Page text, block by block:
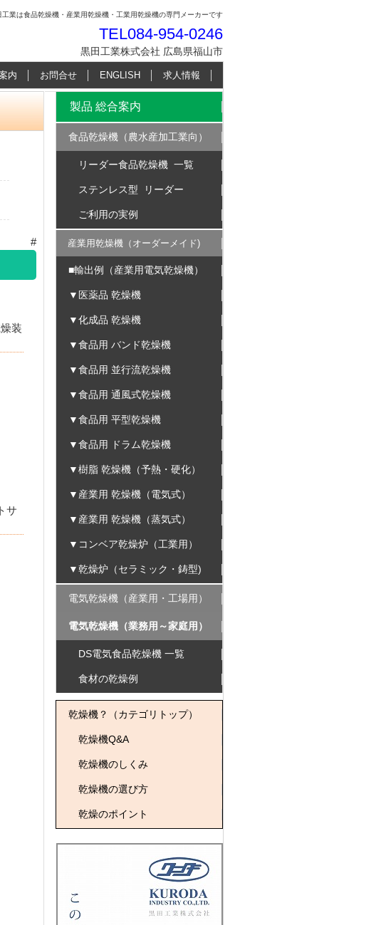
工業は食品乾燥機・産業用乾燥機・工業用乾燥機の専門メーカーです
TEL084-954-0246
黒田工業株式会社 広島県福山市
内 お問合せ ENGLISH 求人情報
#
装
サ
製品 総合案内
食品乾燥機（農水産加工業向）
リーダー食品乾燥機 一覧
ステンレス型 リーダー
ご利用の実例
産業用乾燥機（オーダーメイド)
■輸出例（産業用電気乾燥機）
▼医薬品 乾燥機
▼化成品 乾燥機
▼食品用 バンド乾燥機
▼食品用 並行流乾燥機
▼食品用 通風式乾燥機
▼食品用 平型乾燥機
▼食品用 ドラム乾燥機
▼樹脂 乾燥機（予熱・硬化）
▼産業用 乾燥機（電気式）
▼産業用 乾燥機（蒸気式）
▼コンベア乾燥炉（工業用）
▼乾燥炉（セラミック・鋳型)
電気乾燥機（産業用・工場用）
電気乾燥機（業務用～家庭用）
DS電気食品乾燥機 一覧
食材の乾燥例
乾燥機？（カテゴリトップ）
乾燥機Q&A
乾燥機のしくみ
乾燥機の選び方
乾燥のポイント